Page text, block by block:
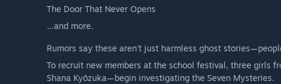
The Door That Never Opens
…and more.
Rumors say these aren't just harmless ghost
To recruit new members at the school festival, three girls
Shana Kyōzuka—begin investigating the Seven Mysteries.